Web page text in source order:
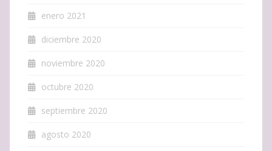
enero 2021
diciembre 2020
noviembre 2020
octubre 2020
septiembre 2020
agosto 2020